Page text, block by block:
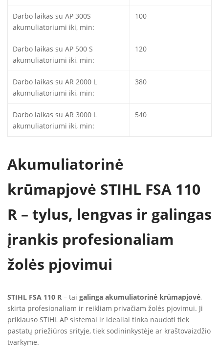
Darbo laikas su AP 300S
akumuliatoriumi iki, min:
100
Darbo laikas su AP 500 S
akumuliatoriumi iki, min:
120
Darbo laikas su AR 2000 L
akumuliatoriumi iki, min:
380
Darbo laikas su AR 3000 L
akumuliatoriumi iki, min:
540
Akumuliatorinė
krūmapjovė STIHL FSA 110
R – tylus, lengvas ir galingas
įrankis profesionaliam
žolės pjovimui
STIHL FSA 110 R – tai galinga akumuliatorinė krūmapjovė,
skirta profesionaliam ir reikliam privačiam žolės pjovimui. Ji
priklauso STIHL AP sistemai ir idealiai tinka naudoti tiek
pastatų priežiūros srityje, tiek sodininkystėje ar kraštovaizdžio
tvarkyme.